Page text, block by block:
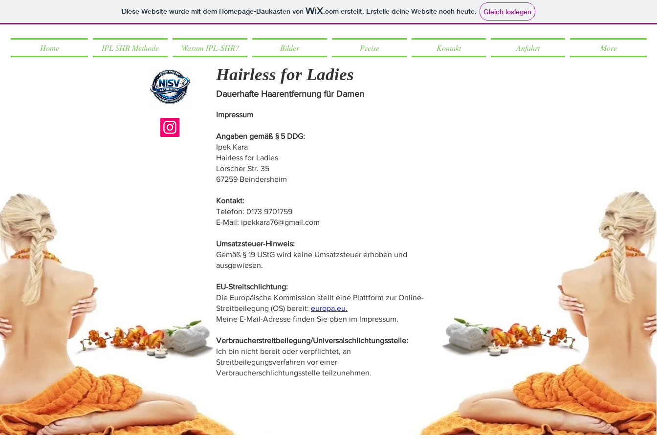
Diese Website wurde mit dem Homepage-Baukasten von .com erstellt. Erstelle deine Website noch heute. Gleich loslegen
Home IPL SHR Methode Warum IPL-SHR? Bilder Preise Kontakt Anfahrt More
Impressum
Angaben gemäß § 5 DDG:
Ipek Kara
Hairless for Ladies
Lorscher Str. 35
67259 Beindersheim
Kontakt:
Telefon: 0173 9701759
E-Mail: ipekkara76@gmail.com
Umsatzsteuer-Hinweis:
Gemäß § 19 UStG wird keine Umsatzsteuer erhoben und
ausgewiesen.
EU-Streitschlichtung:
Die Europäische Kommission stellt eine Plattform zur Online-
Streitbeilegung (OS) bereit: europa.eu.
Meine E-Mail-Adresse finden Sie oben im Impressum.
Verbraucherstreitbeilegung/Universalschlichtungsstelle:
Ich bin nicht bereit oder verpflichtet, an
Streitbeilegungsverfahren vor einer
Verbraucherschlichtungsstelle teilzunehmen.
Hairless for Ladies
Dauerhafte Haarentfernung für Damen